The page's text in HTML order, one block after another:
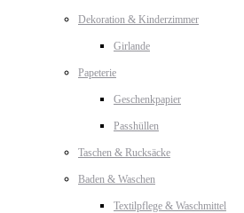
Dekoration & Kinderzimmer
Girlande
Papeterie
Geschenkpapier
Passhüllen
Taschen & Rucksäcke
Baden & Waschen
Textilpflege & Waschmittel